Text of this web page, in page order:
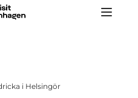
i Helsingör